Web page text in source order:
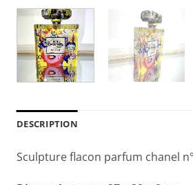
DESCRIPTION
Sculpture flacon parfum chanel